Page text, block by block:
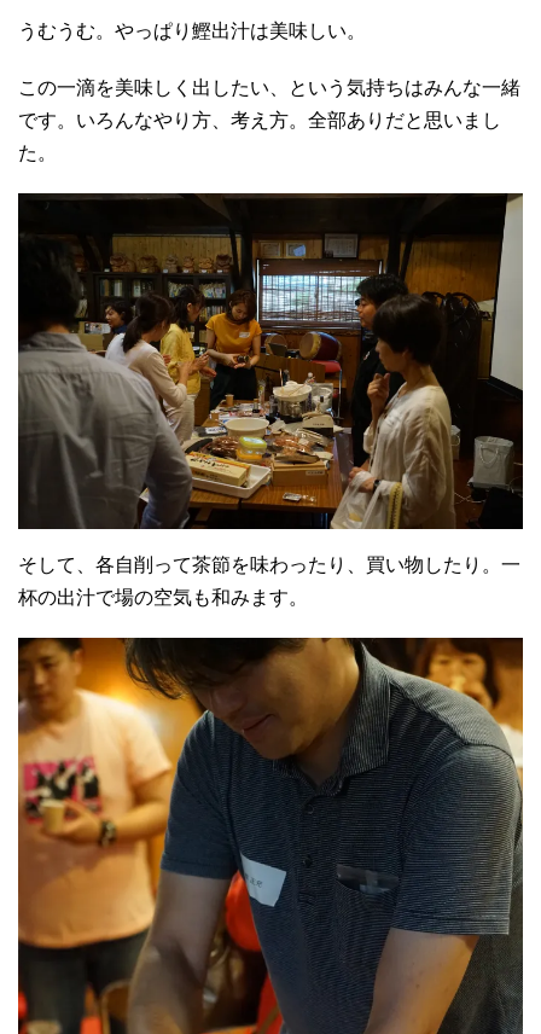
うむうむ。やっぱり鰹出汁は美味しい。
この一滴を美味しく出したい、という気持ちはみんな一緒
です。いろんなやり方、考え方。全部ありだと思いまし
た。
そして、各自削って茶節を味わったり、買い物したり。一
杯の出汁で場の空気も和みます。